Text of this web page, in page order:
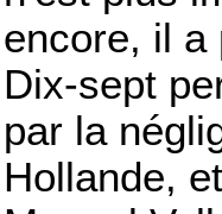
encore, il a
Dix-sept
par la
Hollande,